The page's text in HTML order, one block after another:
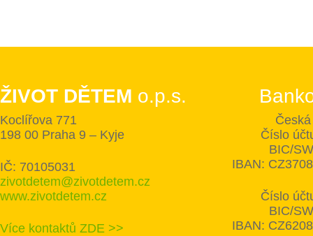
ŽIVOT DĚTEM o.p.s.
Koclířova 771
198 00 Praha 9 – Kyje
IČ: 70105031
zivotdetem@zivotdetem.cz
www.zivotdetem.cz
Více kontaktů ZDE >>
Číslo
BIC/
IBAN:
Číslo
BIC/
IBAN: